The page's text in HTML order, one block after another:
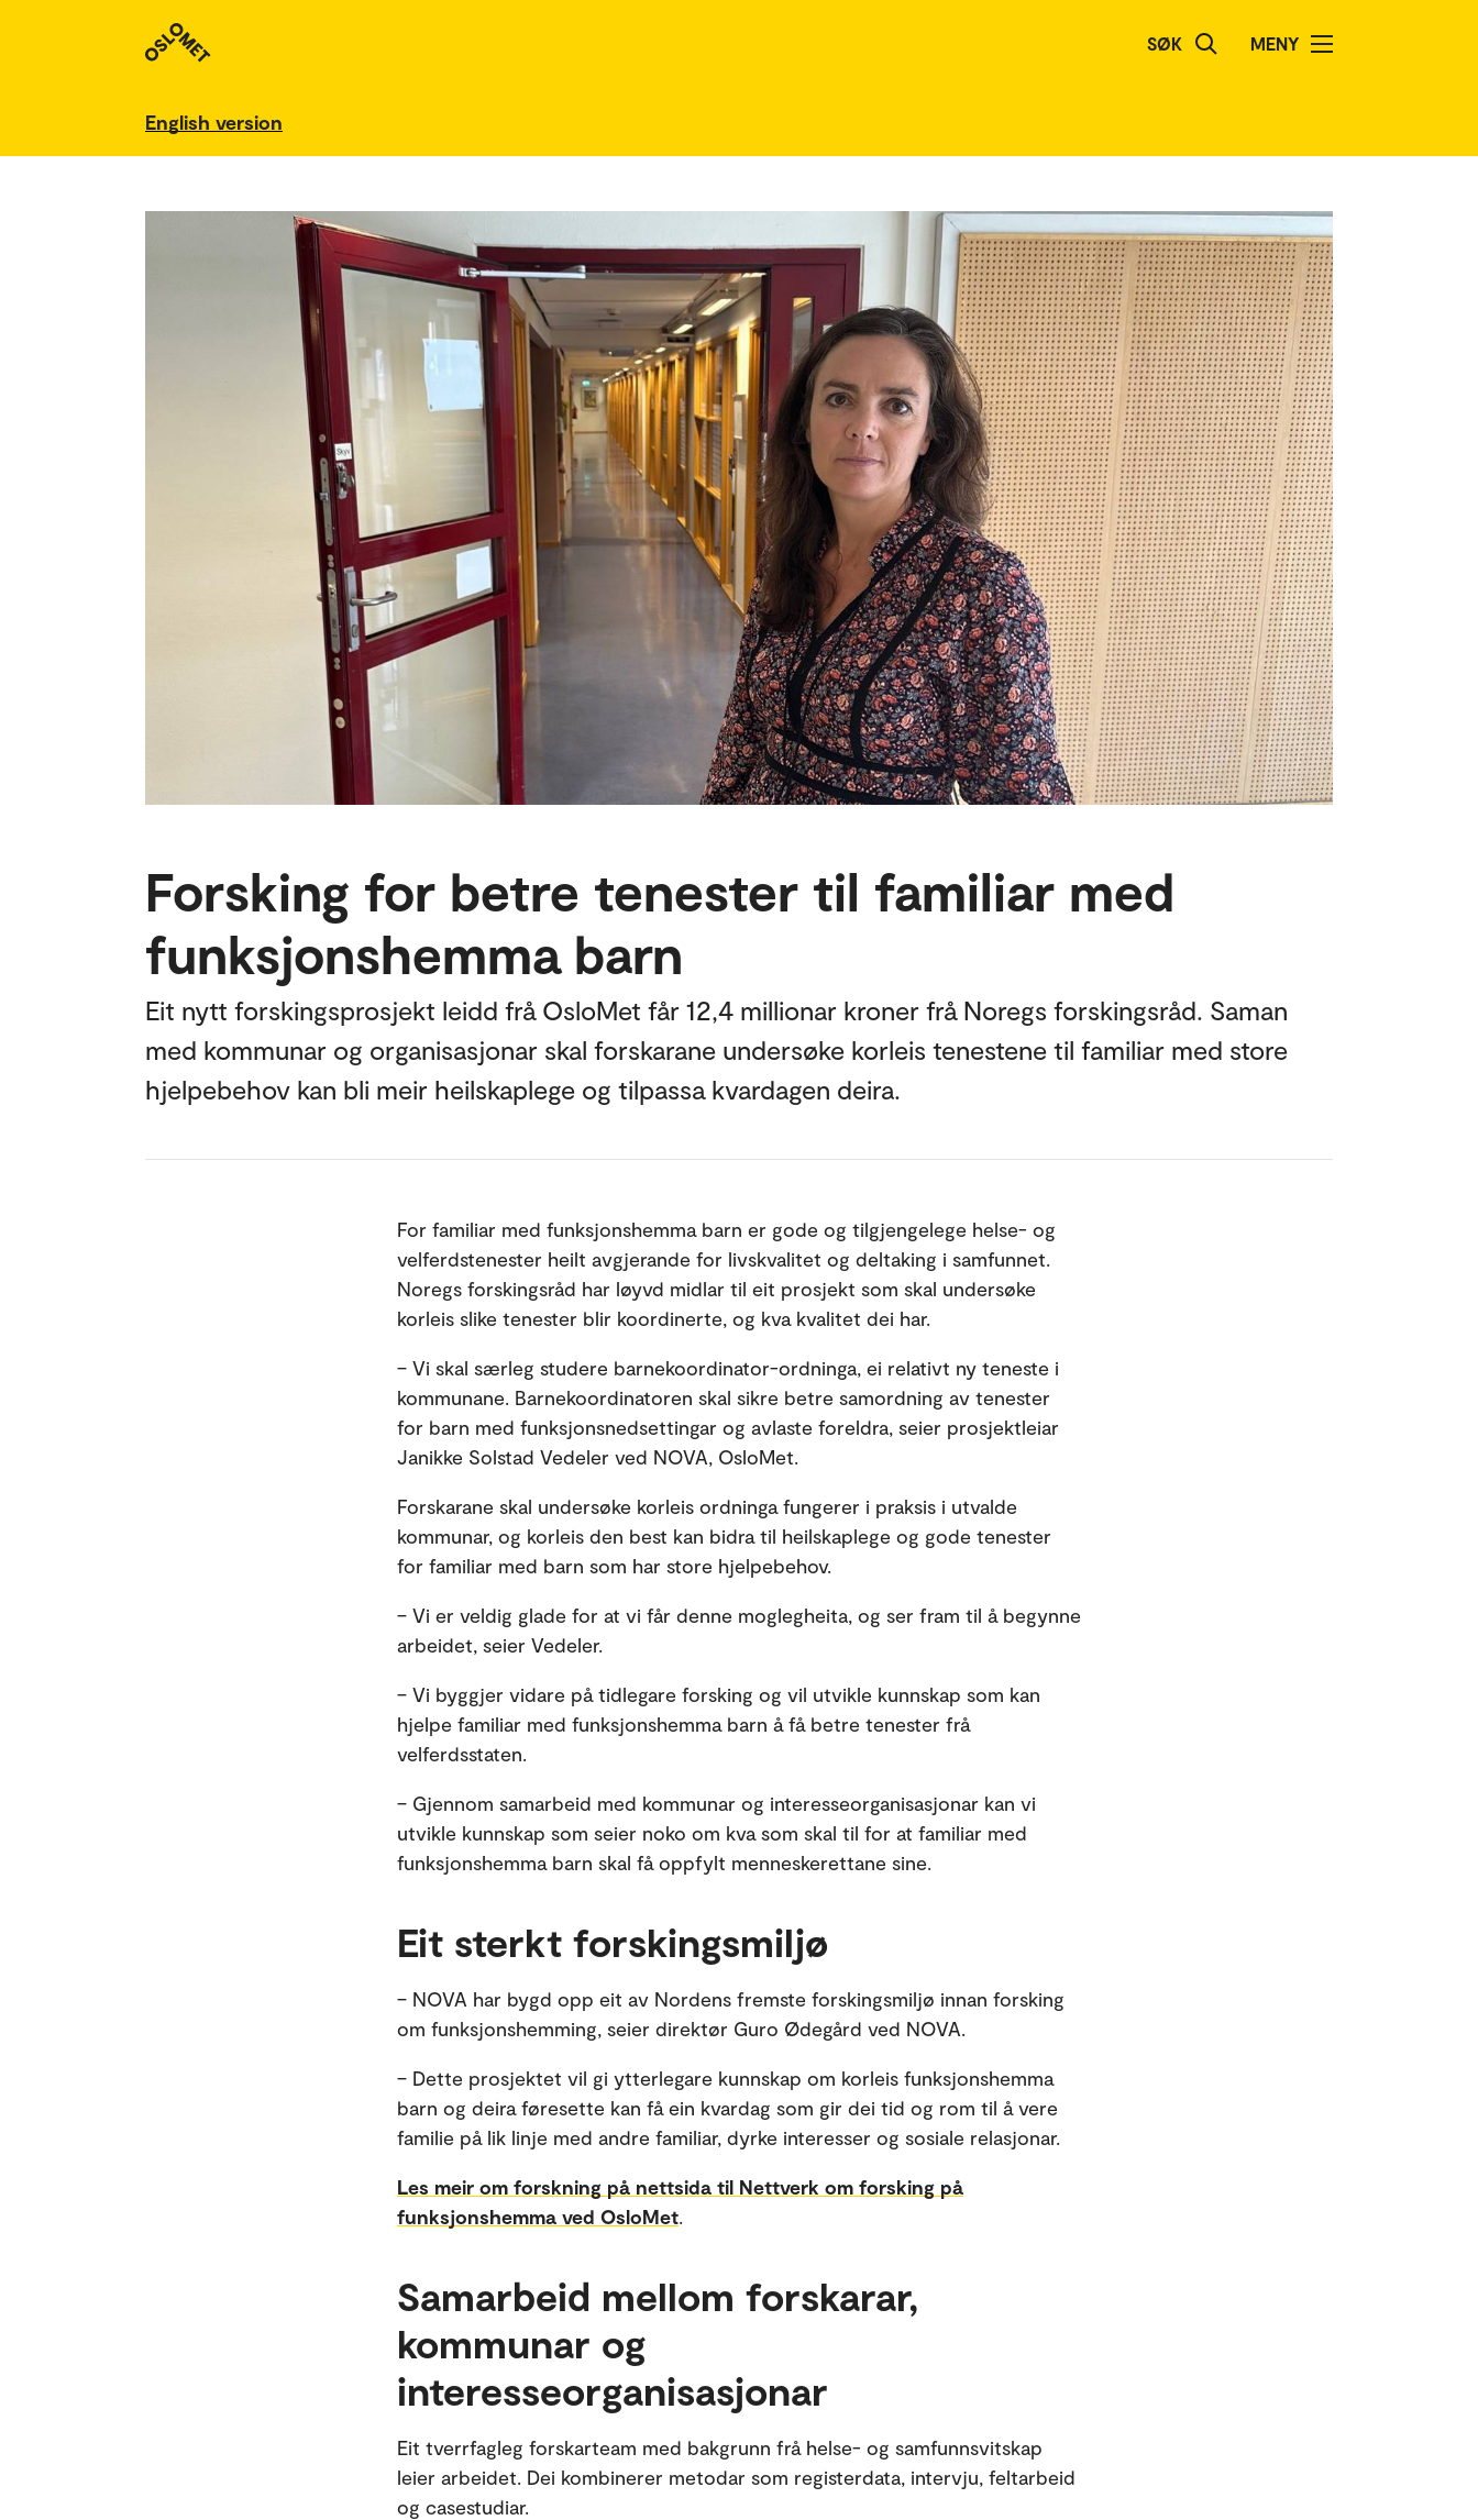
SØK MENY
English version
Forsking for betre tenester til familiar med
funksjonshemma barn
Eit nytt forskingsprosjekt leidd frå OsloMet får 12,4 millionar kroner frå Noregs forskingsråd. Saman
med kommunar og organisasjonar skal forskarane undersøke korleis tenestene til familiar med store
hjelpebehov kan bli meir heilskaplege og tilpassa kvardagen deira.
For familiar med funksjonshemma barn er gode og tilgjengelege helse- og
velferdstenester heilt avgjerande for livskvalitet og deltaking i samfunnet.
Noregs forskingsråd har løyvd midlar til eit prosjekt som skal undersøke
korleis slike tenester blir koordinerte, og kva kvalitet dei har.
– Vi skal særleg studere barnekoordinator-ordninga, ei relativt ny teneste i
kommunane. Barnekoordinatoren skal sikre betre samordning av tenester
for barn med funksjonsnedsettingar og avlaste foreldra, seier prosjektleiar
Janikke Solstad Vedeler ved NOVA, OsloMet.
Forskarane skal undersøke korleis ordninga fungerer i praksis i utvalde
kommunar, og korleis den best kan bidra til heilskaplege og gode tenester
for familiar med barn som har store hjelpebehov.
– Vi er veldig glade for at vi får denne moglegheita, og ser fram til å begynne
arbeidet, seier Vedeler.
– Vi byggjer vidare på tidlegare forsking og vil utvikle kunnskap som kan
hjelpe familiar med funksjonshemma barn å få betre tenester frå
velferdsstaten.
– Gjennom samarbeid med kommunar og interesseorganisasjonar kan vi
utvikle kunnskap som seier noko om kva som skal til for at familiar med
funksjonshemma barn skal få oppfylt menneskerettane sine.
Eit sterkt forskingsmiljø
– NOVA har bygd opp eit av Nordens fremste forskingsmiljø innan forsking
om funksjonshemming, seier direktør Guro Ødegård ved NOVA.
– Dette prosjektet vil gi ytterlegare kunnskap om korleis funksjonshemma
barn og deira føresette kan få ein kvardag som gir dei tid og rom til å vere
familie på lik linje med andre familiar, dyrke interesser og sosiale relasjonar.
Les meir om forskning på nettsida til Nettverk om forsking på
funksjonshemma ved OsloMet.
Samarbeid mellom forskarar,
kommunar og
interesseorganisasjonar
Eit tverrfagleg forskarteam med bakgrunn frå helse- og samfunnsvitskap
leier arbeidet. Dei kombinerer metodar som registerdata, intervju, feltarbeid
og casestudiar.